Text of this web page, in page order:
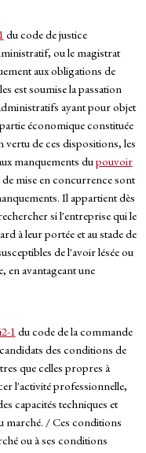
du code de justice
ou le magistrat
aux obligations de
est soumise la passation
ayant pour objet
économique constituée
de ces dispositions, les
manquements dupouvoir
mise en concurrence sont
Il appartient dès
si l'entreprise qui le
à leur portée et au stade de
de l'avoir lésée ou
en avantageant une
1 du code de la commande
des conditions de
que celles propres à
l'activité professionnelle,
capacités techniques et
marché. / Ces conditions
ou à ses conditions